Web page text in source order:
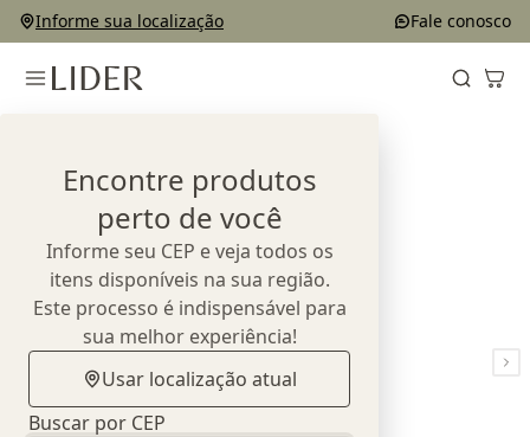
Informe sua localização Fale conosco
Encontre produtos
perto de você
Informe seu CEP e veja todos os
itens disponíveis na sua região.
Este processo é indispensável para
sua melhor experiência!
Usar localização atual
Buscar por CEP